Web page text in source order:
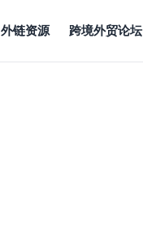
外链资源 跨境外贸论坛